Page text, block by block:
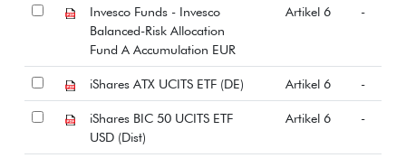
Invesco Funds - Invesco
Balanced-Risk Allocation
Fund A Accumulation EUR
Artikel 6 -
iShares ATX UCITS ETF (DE) Artikel 6 -
iShares BIC 50 UCITS ETF
USD (Dist)
Artikel 6 -